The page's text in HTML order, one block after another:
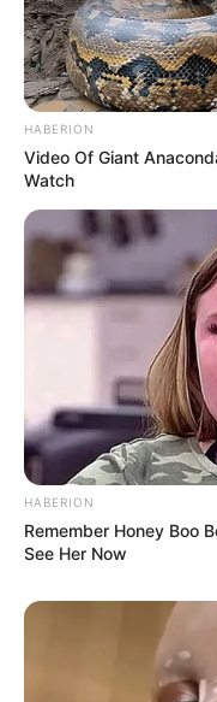
HABERION
Video Of Giant
Watch
HABERION
Remember Honey Boo
See Her Now